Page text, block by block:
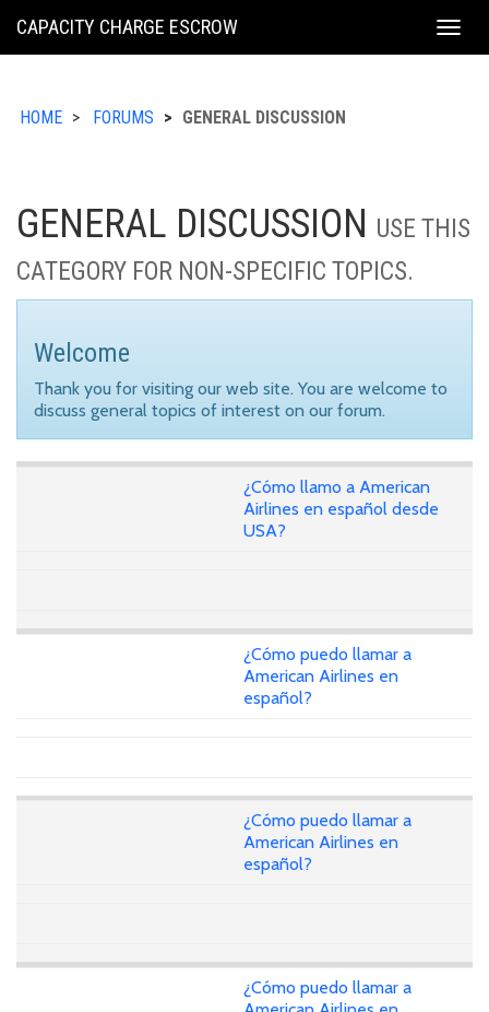
KING
CAPACITY CHARGE ESCROW
HOME FORUMS GENERAL DISCUSSION
GENERAL DISCUSSION USE THIS
CATEGORY FOR NON-SPECIFIC TOPICS.
Welcome
Thank you for visiting our web site. You are welcome to
discuss general topics of interest on our forum.
¿Cómo llamo a American
Airlines en español desde
USA?
¿Cómo puedo llamar a
American Airlines en
español?
¿Cómo puedo llamar a
American Airlines en
español?
¿Cómo puedo llamar a